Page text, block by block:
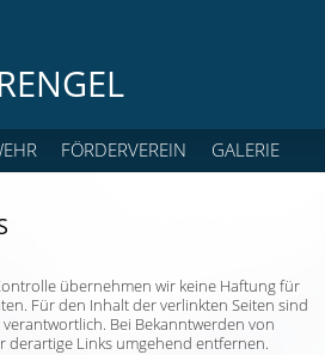
FÖRDERVEREIN GALERIE
übernehmen wir keine Haftung für
Für den Inhalt der verlinkten Seiten sind
Bei Bekanntwerden von
derartige Links umgehend entfernen.